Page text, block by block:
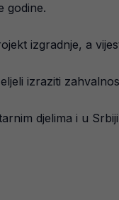
godine.
izgradnje, a
izraziti
djelima i u